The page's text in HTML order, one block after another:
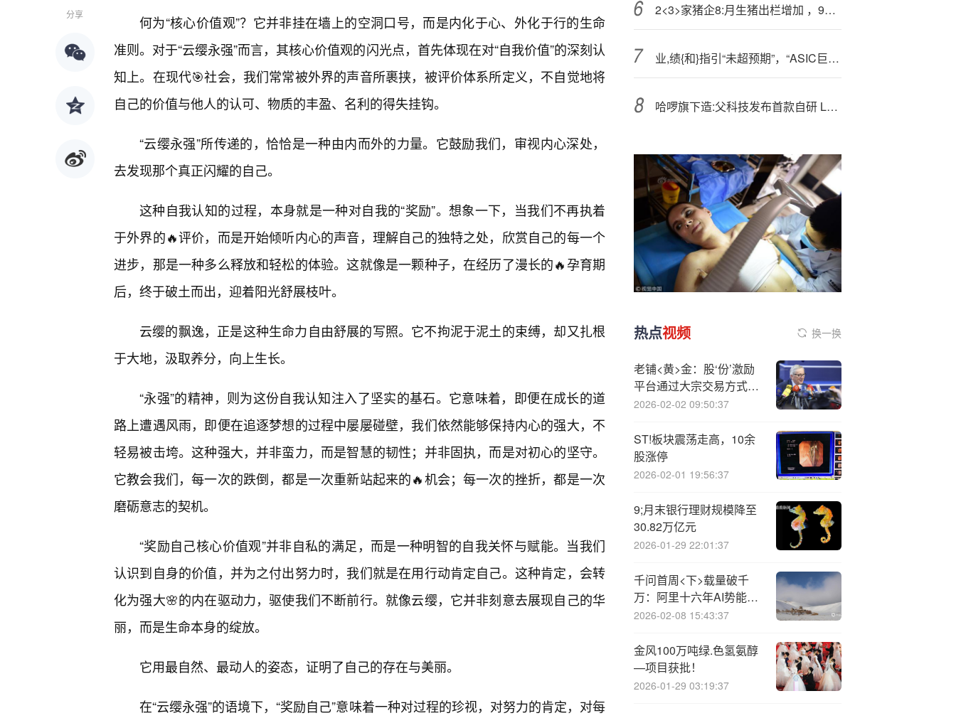
分享
何为“核心价值观”？它并非挂在墙上的空洞口号，而是内化于心、外化于行的生命
准则。对于“云缨永强”而言，其核心价值观的闪光点，首先体现在对“自我价值”的深刻认
知上。在现代🎯社会，我们常常被外界的声音所裹挟，被评价体系所定义，不自觉地将
自己的价值与他人的认可、物质的丰盈、名利的得失挂钩。
“云缨永强”所传递的，恰恰是一种由内而外的力量。它鼓励我们，审视内心深处，
去发现那个真正闪耀的自己。
这种自我认知的过程，本身就是一种对自我的“奖励”。想象一下，当我们不再执着
于外界的🔥评价，而是开始倾听内心的声音，理解自己的独特之处，欣赏自己的每一个
进步，那是一种多么释放和轻松的体验。这就像是一颗种子，在经历了漫长的🔥孕育期
后，终于破土而出，迎着阳光舒展枝叶。
云缨的飘逸，正是这种生命力自由舒展的写照。它不拘泥于泥土的束缚，却又扎根
于大地，汲取养分，向上生长。
“永强”的精神，则为这份自我认知注入了坚实的基石。它意味着，即便在成长的道
路上遭遇风雨，即便在追逐梦想的过程中屡屡碰壁，我们依然能够保持内心的强大，不
轻易被击垮。这种强大，并非蛮力，而是智慧的韧性；并非固执，而是对初心的坚守。
它教会我们，每一次的跌倒，都是一次重新站起来的🔥机会；每一次的挫折，都是一次
磨砺意志的契机。
“奖励自己核心价值观”并非自私的满足，而是一种明智的自我关怀与赋能。当我们
认识到自身的价值，并为之付出努力时，我们就是在用行动肯定自己。这种肯定，会转
化为强大🌸的内在驱动力，驱使我们不断前行。就像云缨，它并非刻意去展现自己的华
丽，而是生命本身的绽放。
它用最自然、最动人的姿态，证明了自己的存在与美丽。
在“云缨永强”的语境下，“奖励自己”意味着一种对过程的珍视，对努力的肯定，对每
2<3>家猪企8:月生猪出栏增加 ，9月仔猪价格跌至成本线
业,绩{和}指引“未超预期”，“ASIC巨头”迈威尔科技未达“AI高预期”，股价再度重挫
哈啰旗下造:父科技发布首款自研 L4 级别 Robotaxi，目标 2027 年投放超 5 万辆
热点视频 换一换
老铺<黄>金：股‘份’激励
平台通过大宗交易方式减
持公司股份
2026-02-02 09:50:37
ST!板块震荡走高，10余
股涨停
2026-02-01 19:56:37
9;月末银行理财规模降至
30.82万亿元
2026-01-29 22:01:37
千问首周<下>载量破千
万：阿里十六年AI势能爆
发，超级应用迎来全民时
2026-02-08 15:43:37
金风100万吨绿.色氢氨醇
—项目获批！
2026-01-29 03:19:37